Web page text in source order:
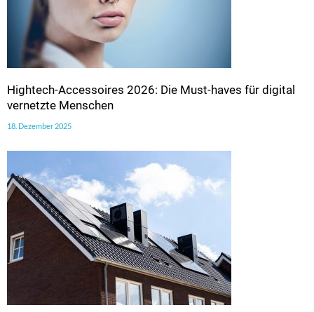
Hightech-Accessoires 2026: Die Must-haves für digital
vernetzte Menschen
18. Dezember 2025